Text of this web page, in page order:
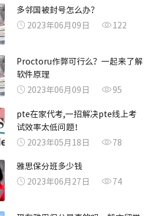
多邻国被封号怎么办？
2023年06月09日
122
Proctoru作弊可行么？一起来了解
软件原理
2023年06月09日
95
pte在家代考,一招解决pte线上考
试效率太低问题！
2023年05月18日
78
雅思保分班多少钱
2023年06月27日
74